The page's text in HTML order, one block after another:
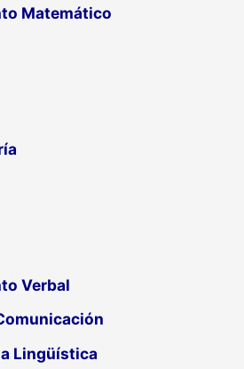
Matemático
Verbal
Lingüística